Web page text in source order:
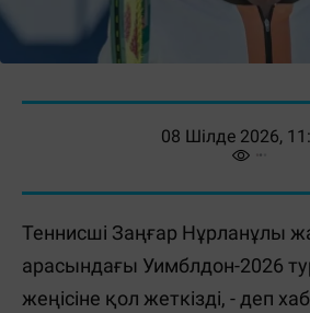
08 Шілде 2026,
Теннисші Заңғар Нұрланұлы
арасындағы Уимблдон-2026
жеңісіне қол жеткізді, - деп